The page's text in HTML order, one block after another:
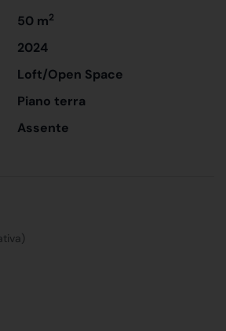
50 m2
2024
Loft/Open Space
Piano terra
Assente